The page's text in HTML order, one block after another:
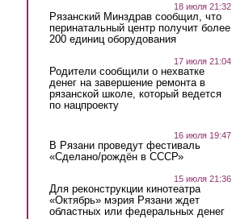
18 июля 21:32
Рязанский Минздрав сообщил, что
перинатальный центр получит более
200 единиц оборудования
17 июля 21:04
Родители сообщили о нехватке
денег на завершение ремонта в
рязанской школе, который ведется
по нацпроекту
16 июля 19:47
В Рязани проведут фестиваль
«Сделано/рождён в СССР»
15 июля 21:36
Для реконструкции кинотеатра
«Октябрь» мэрия Рязани ждет
областных или федеральных денег